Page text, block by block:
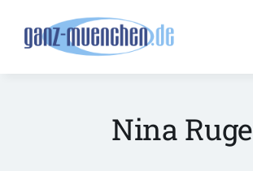
Nina Ruge